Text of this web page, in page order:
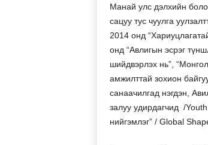
Манай улс дэлхийн
сацуу тус чуулга
2014 онд
онд “Авлигын эсрэг
шийдвэрлэх нь”,
амжилттай зохион
санаачилгад нэгдэн,
залуу удирдагчид /
нийгэмлэг” / Global